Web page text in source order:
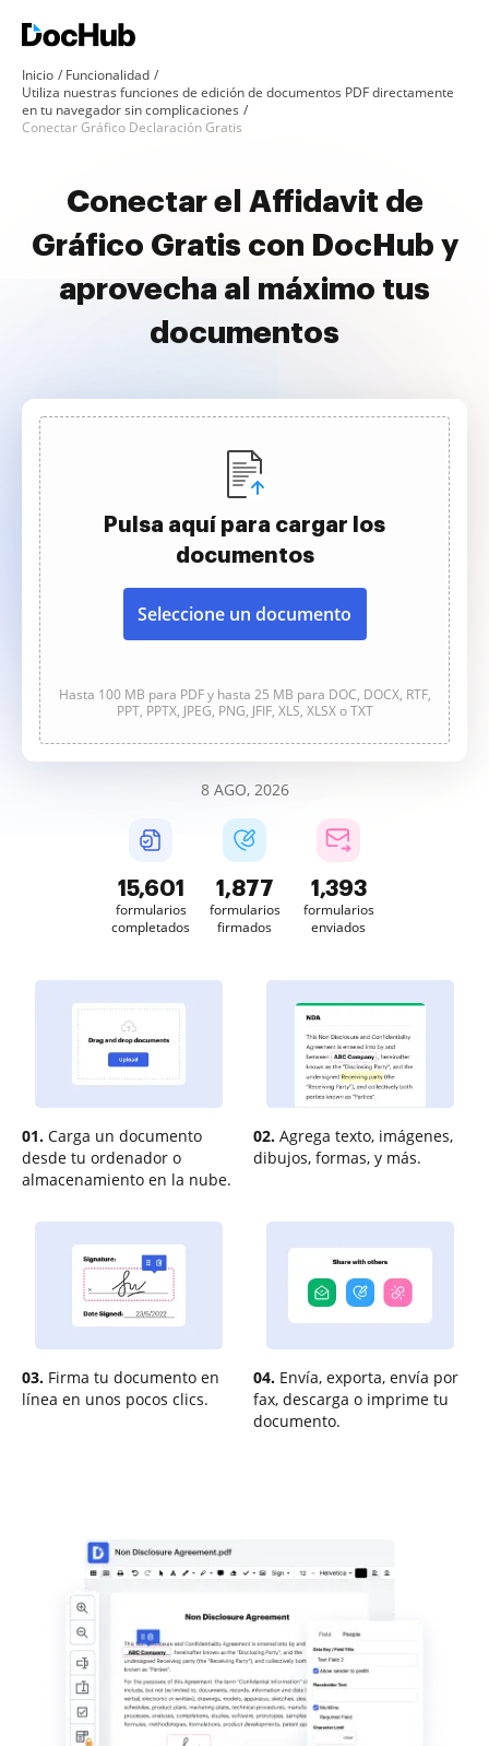
Inicio
Funcionalidad
Utiliza nuestras funciones de edición de documentos PDF directamente
en tu navegador sin complicaciones
Conectar Gráfico Declaración Gratis
Conectar el Affidavit de
Gráfico Gratis con DocHub y
aprovecha al máximo tus
documentos
Pulsa aquí para cargar los
documentos
Seleccione un documento
Hasta 100 MB para PDF y hasta 25 MB para DOC, DOCX, RTF,
PPT, PPTX, JPEG, PNG, JFIF, XLS, XLSX o TXT
8 AGO, 2026
15,602
formularios
completados
1,877
formularios
firmados
1,394
formularios
enviados
01. Carga un documento
desde tu ordenador o
almacenamiento en la nube.
02. Agrega texto, imágenes,
dibujos, formas, y más.
03. Firma tu documento en
línea en unos pocos clics.
04. Envía, exporta, envía por
fax, descarga o imprime tu
documento.